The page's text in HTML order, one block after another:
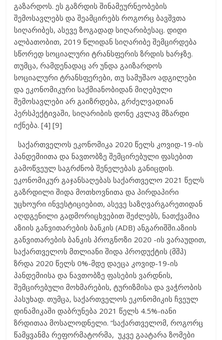
გაზარდოს. ეს გაზრდის შინამეურნეობების
შემოსავლებს და შეამცირებს როგორც ბავშვთა
სიღარიბეს, ასევე ზოგადად სიღარიბესაც. დიდი
ალბათობით, 2019 წლიდან სიღარიბე შემცირდება
სწორედ სოციალური ტრანსფერის ზრდის ხარჯზე.
თუმცა, რამდენადაც არ უნდა გაიზარდოს
სოციალური ტრანსფერები, თუ სამუშაო ადგილები
და ეკონომიკური საქმიანობიდან მიღებული
შემოსავლები არ გაიზრდება, გრძელვადიან
პერსპექტივაში, სიღარიბის დონე კვლავ მზარდი
იქნება. [4] [9]
საქართველოს ეკონომიკა 2020 წელს კოვიდ-19-ის
პანდემიითა და ნავთობზე შემცირებული ფასებით
გამოწვეულ საგრძნობ შენელებას განიცდის.
ეკონომიკურ გაჯანსაღებას საქართველო 2021 წელს
გაზრდილი შიდა მოთხოვნითა და პირდაპირი
უცხოური ინვესტიციებით, ასევე საზღვარგარეთიდან
აღდგენილი გადმორიცხვებით შეძლებს, ნათქვამია
აზიის განვითარების ბანკის (ADB) ანგარიშში.აზიის
განვითარების ბანკის პროგნოზი 2020 -ის ვარაუდით,
საქართველოს მთლიანი შიდა პროდუქტის (მშპ)
ზრდა 2020 წელს 0%-მდე დაეცა კოვიდ-19-ის
პანდემიისა და ნავთობზე ფასების ვარდნის,
შემცირებული მოხმარების, ტურიზმისა და ვაჭრობის
პასუხად. თუმცა, საქართველოს ეკონომიკის ჩვეულ
დინამიკაში დაბრუნება 2021 წელს 4.5%-იანი
ზრდითაა მოსალოდნელი. “საქართველომ, როგორც
წამყვანმა რეფორმატორმა, უკვე გაატარა ზომები